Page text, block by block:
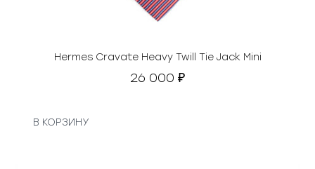
Hermes Cravate Heavy Twill Tie Jack Mini
26 000 ₽
В КОРЗИНУ